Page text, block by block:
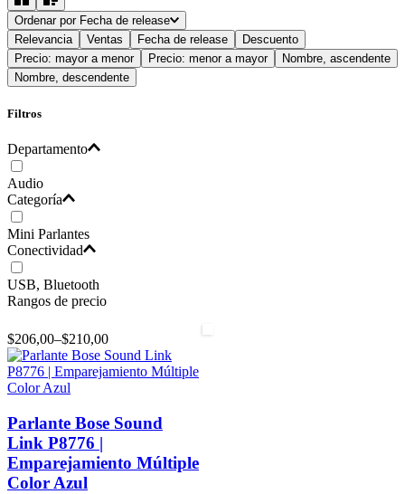
Ordenar por Fecha de release
Relevancia
Ventas Fecha de release
Descuento
Precio: mayor a menor
Precio: menor a mayor
Nombre, ascendente
Nombre, descendente
Filtros
Departamento
Audio
Categoría
Mini Parlantes
Conectividad
USB, Bluetooth
Rangos de precio
$206,00–$210,00
Parlante Bose Sound
Link P8776 |
Emparejamiento Múltiple
Color Azul